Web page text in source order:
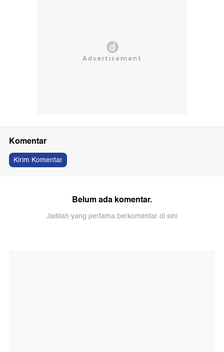
Komentar
Kirim Komentar
Belum ada komentar.
Jadilah yang pertama berkomentar di sini